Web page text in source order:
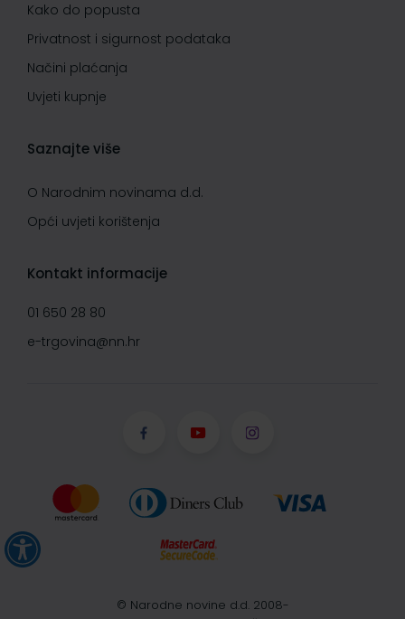
Kako do popusta
Privatnost i sigurnost podataka
Načini plaćanja
Uvjeti kupnje
Saznajte više
O Narodnim novinama d.d.
Opći uvjeti korištenja
Kontakt informacije
01 650 28 80
e-trgovina@nn.hr
© Narodne novine d.d. 2008-